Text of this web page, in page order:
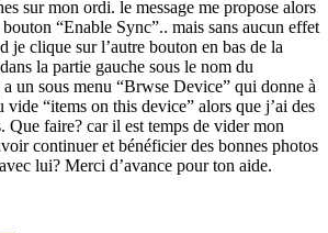
sur mon ordi. le message me propose alors
“Enable Sync”.. mais sans aucun effet
je clique sur l’autre bouton en bas de la
la partie gauche sous le nom du
un sous menu “Brwse Device” qui donne à
vide “items on this device” alors que j’ai des
Que faire? car il est temps de vider mon
continuer et bénéficier des bonnes photos
lui? Merci d’avance pour ton aide.